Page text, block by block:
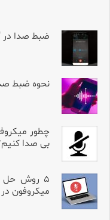
ضبط صدا در
نحوه ضبط
بی صدا
۵ روش
میکروفون در